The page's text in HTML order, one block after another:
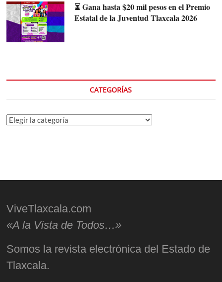
⏳ Gana hasta $20 mil pesos en el Premio
Estatal de la Juventud Tlaxcala 2026
CATEGORÍAS
Categorías
ViveTlaxcala.com
«A la Vista de Todos…»
Somos la revista electrónica del Estado de
Tlaxcala.